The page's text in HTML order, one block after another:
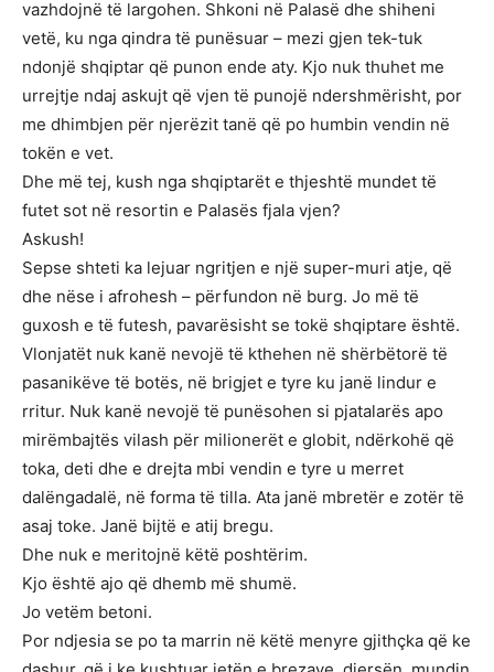
vazhdojnë të largohen. Shkoni në Palasë dhe shiheni
vetë, ku nga qindra të punësuar – mezi gjen tek-tuk
ndonjë shqiptar që punon ende aty. Kjo nuk thuhet me
urrejtje ndaj askujt që vjen të punojë ndershmërisht, por
me dhimbjen për njerëzit tanë që po humbin vendin në
tokën e vet.
Dhe më tej, kush nga shqiptarët e thjeshtë mundet të
futet sot në resortin e Palasës fjala vjen?
Askush!
Sepse shteti ka lejuar ngritjen e një super-muri atje, që
dhe nëse i afrohesh – përfundon në burg. Jo më të
guxosh e të futesh, pavarësisht se tokë shqiptare është.
Vlonjatët nuk kanë nevojë të kthehen në shërbëtorë të
pasanikëve të botës, në brigjet e tyre ku janë lindur e
rritur. Nuk kanë nevojë të punësohen si pjatalarës apo
mirëmbajtës vilash për milionerët e globit, ndërkohë që
toka, deti dhe e drejta mbi vendin e tyre u merret
dalëngadalë, në forma të tilla. Ata janë mbretër e zotër të
asaj toke. Janë bijtë e atij bregu.
Dhe nuk e meritojnë këtë poshtërim.
Kjo është ajo që dhemb më shumë.
Jo vetëm betoni.
Por ndjesia se po ta marrin në këtë menyre gjithçka që ke